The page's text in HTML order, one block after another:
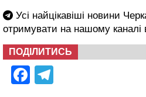
Усі найцікавіші новини
отримувати на нашому каналі
ПОДІЛИТИСЬ
Facebook